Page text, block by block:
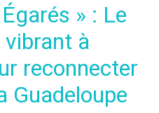
» : Le
à
reconnecter
Guadeloupe